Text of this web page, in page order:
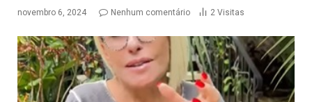
novembro 6, 2024 Nenhum comentário 2 Visitas